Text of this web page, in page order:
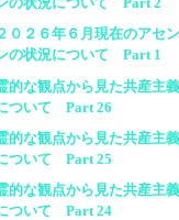
０２６年６月現在のアセ
の状況について Part 1
的な観点から見た共産主
ついて Part 26
的な観点から見た共産主
ついて Part 25
的な観点から見た共産主
ついて Part 24